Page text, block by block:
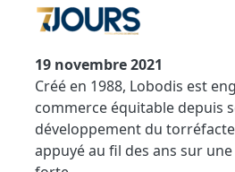
19 novembre 2021
Créé en 1988, Lobodis est
commerce équitable depuis
développement du
appuyé au fil des ans sur